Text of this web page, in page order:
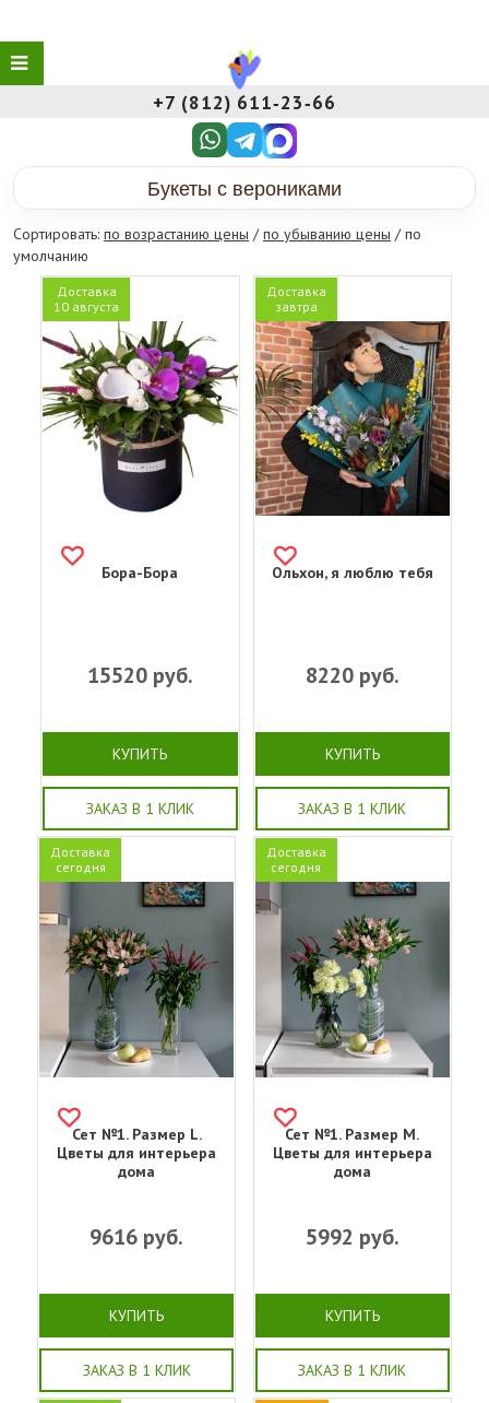
+7 (812) 611‑23‑66
Букеты с верониками
Сортировать: по возрастанию цены /по убыванию цены / по
умолчанию
Доставка
10 августа
Бора-Бора
15520руб.
КУПИТЬ
ЗАКАЗ В 1 КЛИК
Доставка
завтра
Ольхон, я люблю тебя
8220руб.
КУПИТЬ
ЗАКАЗ В 1 КЛИК
Доставка
сегодня
Сет №1. Размер L.
Цветы для интерьера
дома
9616 руб.
КУПИТЬ
ЗАКАЗ В 1 КЛИК
Доставка
сегодня
Сет №1. Размер M.
Цветы для интерьера
дома
5992 руб.
КУПИТЬ
ЗАКАЗ В 1 КЛИК